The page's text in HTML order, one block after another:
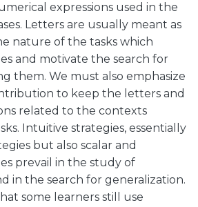
expressions used in the
Letters are usually meant as
nature of the tasks which
and motivate the search for
them. We must also emphasize
to keep the letters and
related to the contexts
Intuitive strategies, essentially
but also scalar and
prevail in the study of
in the search for generalization.
some learners still use